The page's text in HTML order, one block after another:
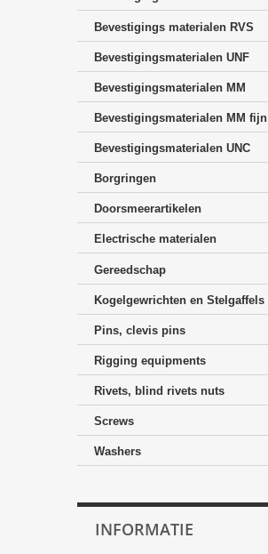
Bevestigings materialen RVS
Bevestigingsmaterialen UNF
Bevestigingsmaterialen MM
Bevestigingsmaterialen MM fijn
Bevestigingsmaterialen UNC
Borgringen
Doorsmeerartikelen
Electrische materialen
Gereedschap
Kogelgewrichten en Stelgaffels
Pins, clevis pins
Rigging equipments
Rivets, blind rivets nuts
Screws
Washers
INFORMATIE